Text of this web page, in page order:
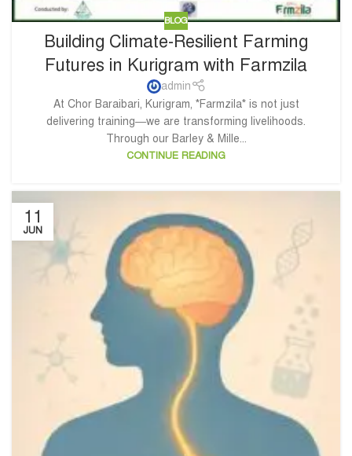
BLOG
Building Climate-Resilient Farming
Futures in Kurigram with Farmzila
admin
At Chor Baraibari, Kurigram, *Farmzila* is not just
delivering training—we are transforming livelihoods.
Through our Barley & Mille...
CONTINUE READING
11
JUN